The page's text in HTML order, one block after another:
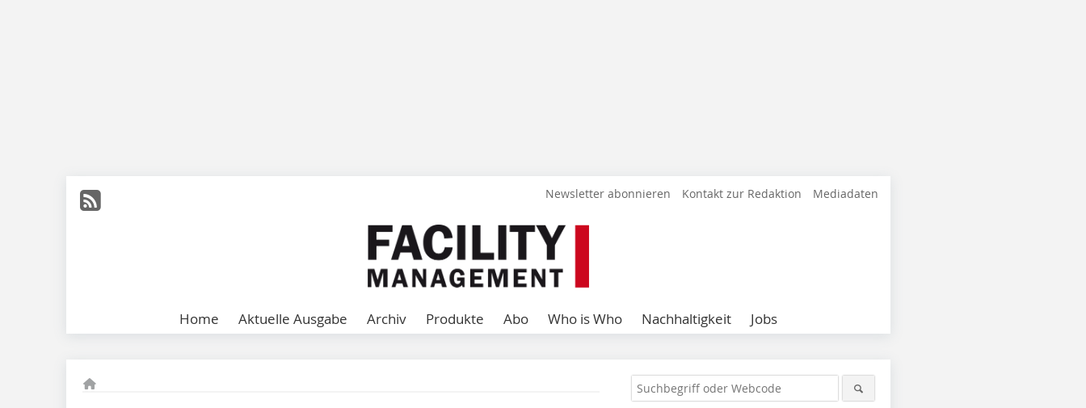
Newsletter abonnieren Kontakt zur Redaktion Mediadaten
Home Aktuelle Ausgabe Archiv Produkte Abo Who is Who Nachhaltigkeit Jobs